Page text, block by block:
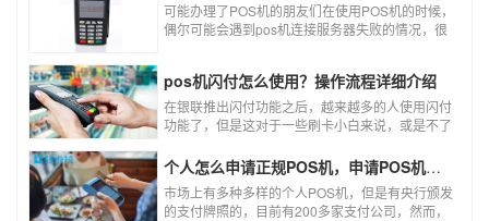
可能办理了POS机的朋友们在使用POS机的时候，
偶尔可能会遇到pos机连接服务器失败的情况，很
失败是什么原因导致的？以及出现这种情况又该如
何解决。
pos机闪付怎么使用？操作流程详细介绍
在银联推出闪付功能之后，越来越多的人使用闪付
功能了，但是这对于一些刷卡小白来说，或是不了
闪付功能，因此，针对这种情况，下面小编就来给
大家讲一讲POS机闪付怎么挥卡操作交易。
个人怎么申请正规POS机，申请POS机需要注意什么？
市场上有多种多样的个人POS机，但是有央行颁发
的支付牌照的，目前有200多家支付公司，然而，